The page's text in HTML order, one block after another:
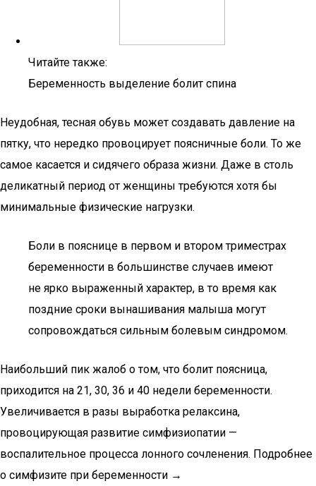
Читайте также:
Беременность выделение болит спина
Неудобная, тесная обувь может создавать давление на
пятку, что нередко провоцирует поясничные боли. То же
самое касается и сидячего образа жизни. Даже в столь
деликатный период от женщины требуются хотя бы
минимальные физические нагрузки.
Боли в пояснице в первом и втором триместрах
беременности в большинстве случаев имеют
не ярко выраженный характер, в то время как
поздние сроки вынашивания малыша могут
сопровождаться сильным болевым синдромом.
Наибольший пик жалоб о том, что болит поясница,
приходится на 21, 30, 36 и 40 недели беременности.
Увеличивается в разы выработка релаксина,
провоцирующая развитие симфизиопатии —
воспалительное процесса лонного сочленения. Подробнее
о симфизите при беременности →